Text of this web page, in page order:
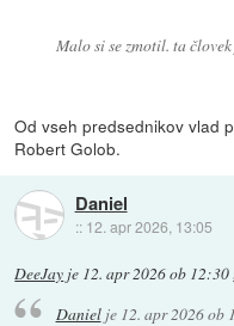
Malo si se zmotil. ta
Od vseh predsednikov vlad
Robert Golob.
Daniel
:: 12. apr 2026, 13:05
DeeJay je 12. apr 2026 ob 12:30
Danielje 12. apr 2026 ob